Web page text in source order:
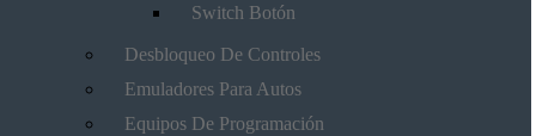
Switch Botón
Desbloqueo De Controles
Emuladores Para Autos
Equipos De Programación